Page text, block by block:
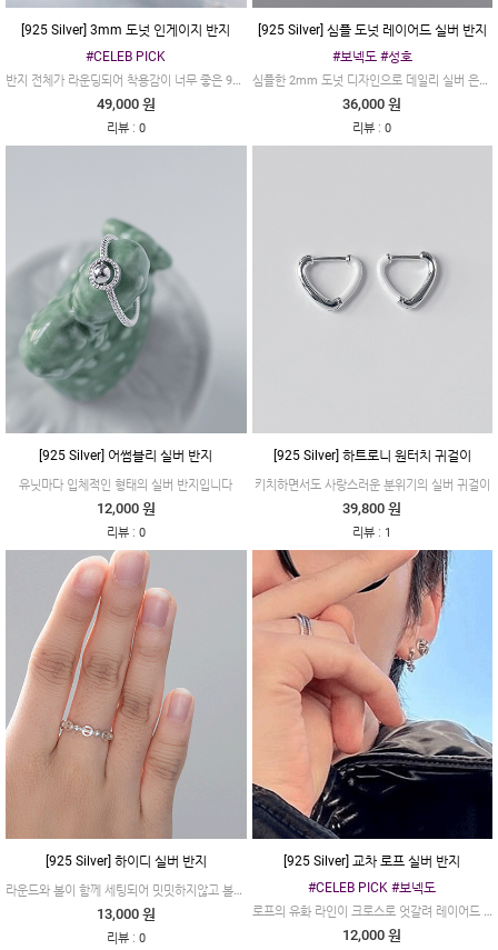
[925 Silver] 3mm 도넛 인게이지 반지
#CELEB PICK
반지 전체가 라운딩되어 착용감이 너무 좋은 925 실버 반지입니다
49,000 원
리뷰: 0
[925 Silver] 심플 도넛 레이어드 실버 반지
#보넥도 #성호
심플한 2mm 도넛 디자인으로 데일리 실버 은반지
36,000 원
리뷰 :0
[925 Silver] 어썸블리 실버 반지
유닛마다 입체적인 형태의 실버 반지입니다
12,000 원
리뷰: 0
[925 Silver] 하트로니 원터치 귀걸이
키치하면서도 사랑스러운 분위기의 실버 귀걸이
39,800 원
리뷰 : 1
[925 Silver] 하이디 실버 반지
라운드와 볼이 함께 세팅되어 밋밋하지않고 볼의 반작임이 예쁜 반지입니다
13,000 원
리뷰: 0
[925 Silver] 교차 로프 실버 반지
#CELEB PICK #보넥도
로프의 유화 라인이 크로스로 엇갈려 레이어드 된 오픈 반지입니다
12,000 원